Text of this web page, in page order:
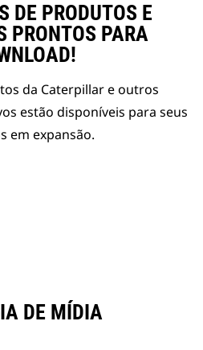
DE PRODUTOS E
PRONTOS PARA
da Caterpillar e outros
estão disponíveis para seus
em expansão.
DE MÍDIA